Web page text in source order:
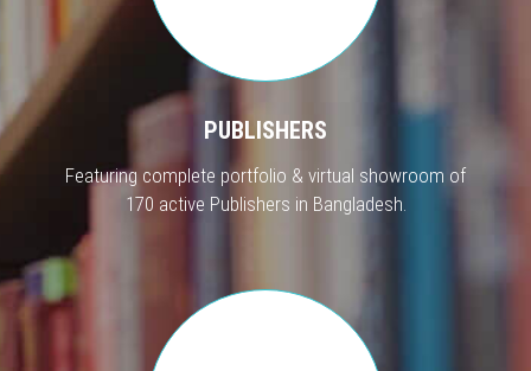
PUBLISHERS
Featuring complete portfolio & virtual showroom of
170 active Publishers in Bangladesh.